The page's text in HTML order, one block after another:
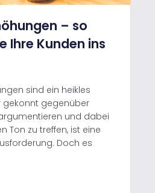
– so
Ihre Kunden ins
sind ein heikles
gekonnt gegenüber
und dabei
Ton zu treffen, ist eine
Doch es